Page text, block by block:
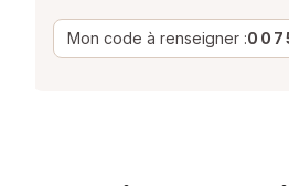
Mon code à renseigner :